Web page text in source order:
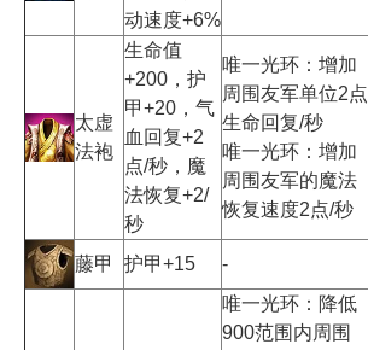
动速度+6%
太虚
法袍
生命值
+200，护
甲+20，气
血回复+2
点/秒，魔
法恢复+2/
秒
唯一光环：增加
周围友军单位2点
生命回复/秒
唯一光环：增加
周围友军的魔法
恢复速度2点/秒
藤甲 护甲+15 -
唯一光环：降低
900范围内周围